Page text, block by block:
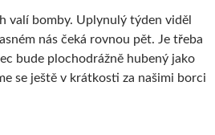
valí bomby. Uplynulý týden viděl
nás čeká rovnou pět. Je třeba
bude plochodrážně hubený jako
se ještě v krátkosti za našimi borci